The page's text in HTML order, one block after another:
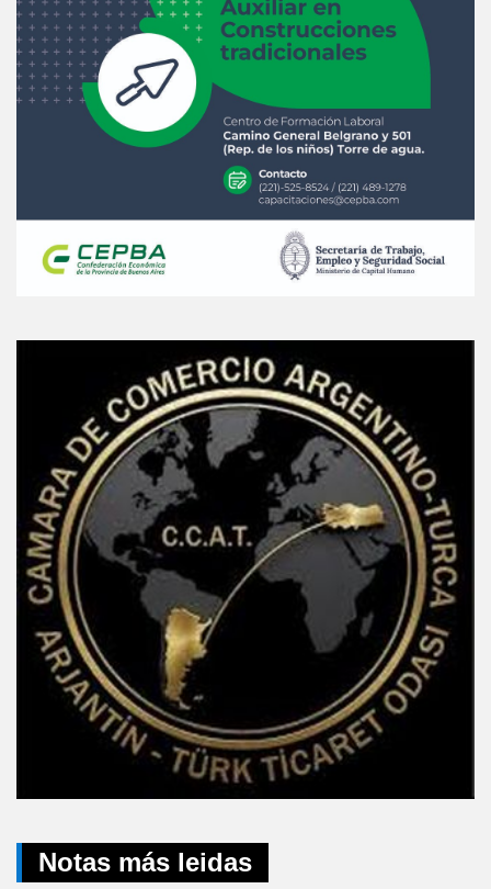
Notas más leidas